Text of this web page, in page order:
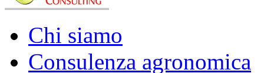
Chi siamo
Consulenza agronomica